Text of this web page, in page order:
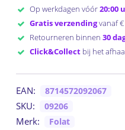
Op werkdagen vóór20:00
Gratis verzendingvanaf €
Retourneren binnen 30
Click&Collectbij het
EAN: 8714572092067
SKU: 09206
Merk: Folat